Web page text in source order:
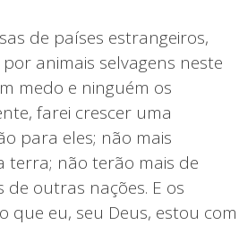
de países estrangeiros,
animais selvagens neste
medo e ninguém os
farei crescer uma
para eles; não mais
terra; não terão mais de
outras nações. E os
que eu, seu Deus, estou com